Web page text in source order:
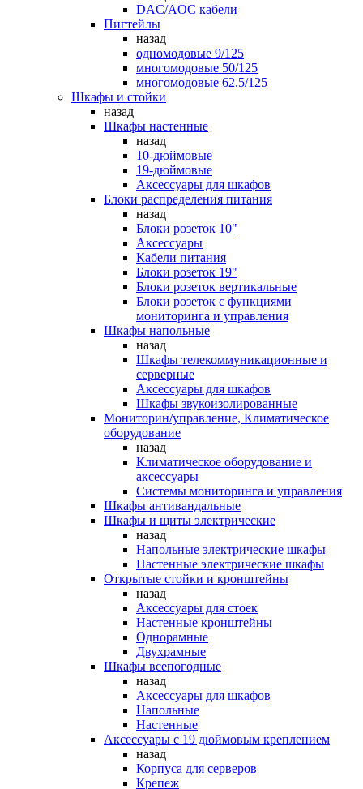
DAC/AOC кабели
Пигтейлы
назад
одномодовые 9/125
многомодовые 50/125
многомодовые 62.5/125
Шкафы и стойки
назад
Шкафы настенные
назад
10-дюймовые
19-дюймовые
Аксессуары для шкафов
Блоки распределения питания
назад
Блоки розеток 10"
Аксессуары
Кабели питания
Блоки розеток 19"
Блоки розеток вертикальные
Блоки розеток с функциями
мониторинга и управления
Шкафы напольные
назад
Шкафы телекоммуникационные и
серверные
Аксессуары для шкафов
Шкафы звукоизолированные
Мониторин/управление, Климатическое
оборудование
назад
Климатическое оборудование и
аксессуары
Системы мониторинга и управления
Шкафы антивандальные
Шкафы и щиты электрические
назад
Напольные электрические шкафы
Настенные электрические шкафы
Открытые стойки и кронштейны
назад
Аксессуары для стоек
Настенные кронштейны
Однорамные
Двухрамные
Шкафы всепогодные
назад
Аксессуары для шкафов
Напольные
Настенные
Аксессуары с 19 дюймовым креплением
назад
Корпуса для серверов
Крепеж